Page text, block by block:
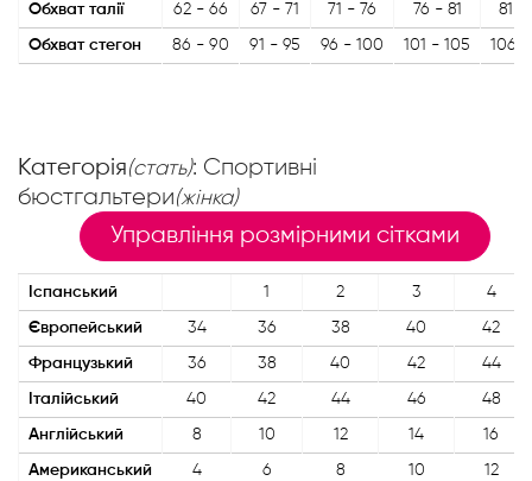
Обхват талії 62 - 66 67 - 71 71 - 76 76 - 81 81 -
Обхват стегон 86 - 90 91 - 95 96 - 100 101 - 105 106 -
Категорія(стать): Спортивні
бюстгальтери(жінка)
Управління розмірними сітками
Іспанський 1 2 3 4
Європейський 34 36 38 40 42
Французький 36 38 40 42 44
Італійський 40 42 44 46 48
Англійський 8 10 12 14 16
Американський 4 6 8 10 12